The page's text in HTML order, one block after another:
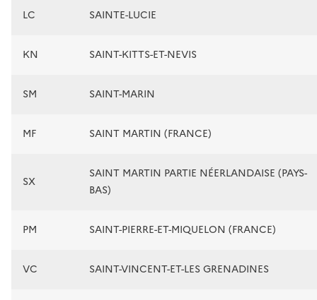
LC SAINTE-LUCIE
KN SAINT-KITTS-ET-NEVIS
SM SAINT-MARIN
MF SAINT MARTIN (FRANCE)
SX
SAINT MARTIN PARTIE NÉERLANDAISE (PAYS-
BAS)
PM SAINT-PIERRE-ET-MIQUELON (FRANCE)
VC SAINT-VINCENT-ET-LES GRENADINES